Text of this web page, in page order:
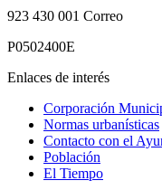
923 430 001 Correo
P0502400E
Enlaces de interés
Corporación
Normas urbanísticas
Contacto con el
Población
El Tiempo